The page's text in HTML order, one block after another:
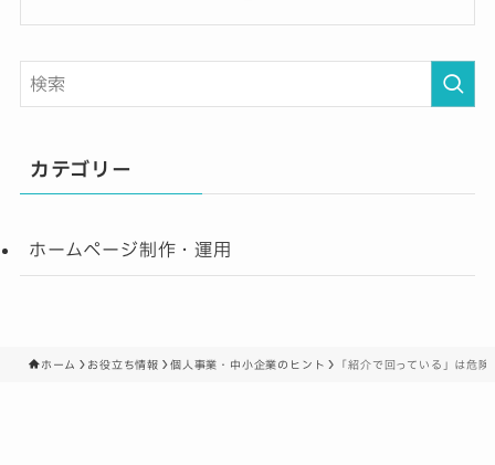
カテゴリー
ホームページ制作・運用
ホーム お役立ち情報 個人事業・中小企業のヒント 「紹介で回っている」は危